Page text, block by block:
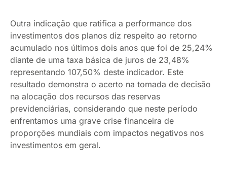
Outra indicação que ratifica a performance dos
investimentos dos planos diz respeito ao retorno
acumulado nos últimos dois anos que foi de 25,24%
diante de uma taxa básica de juros de 23,48%
representando 107,50% deste indicador. Este
resultado demonstra o acerto na tomada de decisão
na alocação dos recursos das reservas
previdenciárias, considerando que neste período
enfrentamos uma grave crise financeira de
proporções mundiais com impactos negativos nos
investimentos em geral.